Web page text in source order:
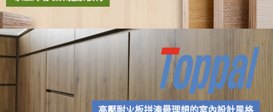
高壓耐火板拼湊最理想的室內設計風格